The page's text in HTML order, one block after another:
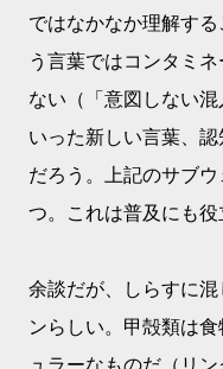
ではなかなか理解す
う言葉ではコンタミ
ない（「意図しない
いった新しい言葉、
だろう。上記のサブ
つ。これは普及にも役
余談だが、しらすに
ンらしい。甲殻類は
ュラーなものだ（リ